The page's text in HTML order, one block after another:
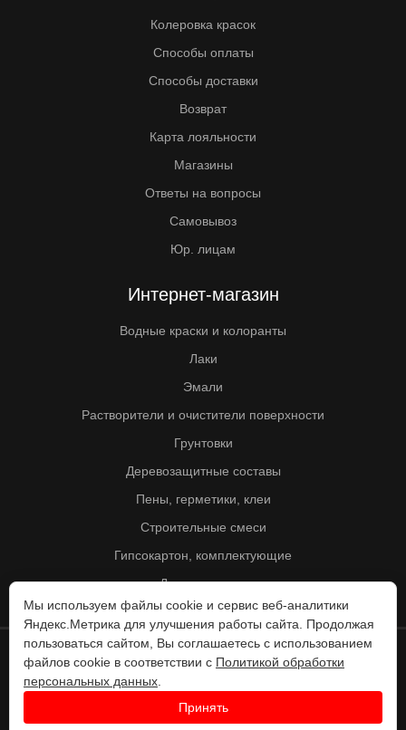
Колеровка красок
Способы оплаты
Способы доставки
Возврат
Карта лояльности
Магазины
Ответы на вопросы
Самовывоз
Юр. лицам
Интернет-магазин
Водные краски и колоранты
Лаки
Эмали
Растворители и очистители поверхности
Грунтовки
Деревозащитные составы
Пены, герметики, клеи
Строительные смеси
Гипсокартон, комплектующие
Другие товары
© Колорит 1995 - 2026
Разработка веб-сайта -
Мы используем файлы cookie и сервис веб-аналитики
Яндекс.Метрика для улучшения работы сайта. Продолжая
пользоваться сайтом, Вы соглашаетесь с использованием
файлов cookie в соответствии с Политикой обработки
персональных данных
Принять